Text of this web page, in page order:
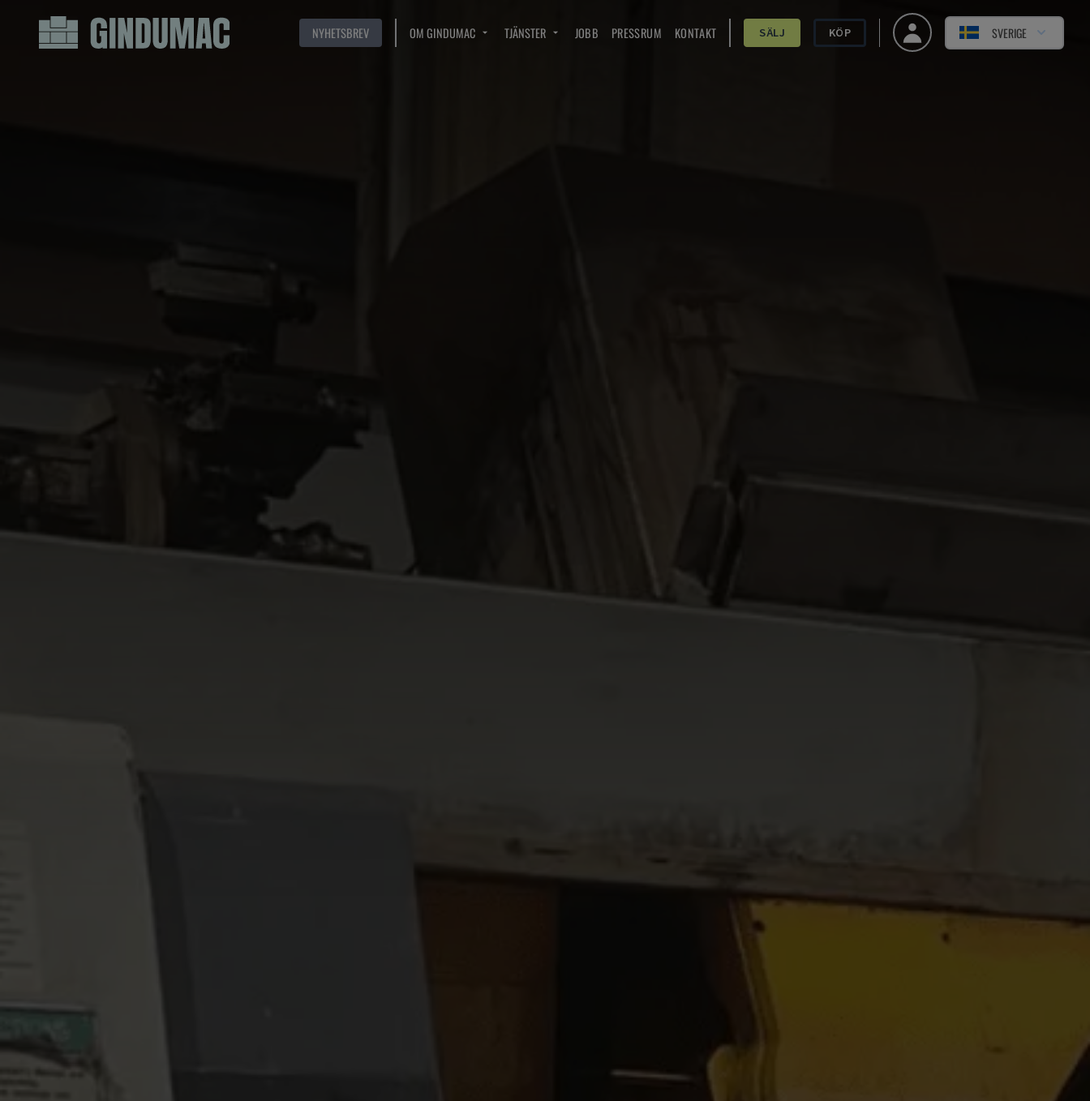
NYHETSBREV OM GINDUMAC TJÄNSTER JOBB PRESSRUM KONTAKT SÄLJ KÖP SVERIGE